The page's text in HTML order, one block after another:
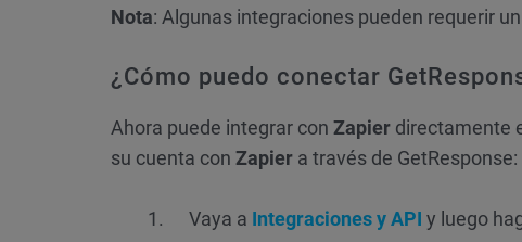
Nota: Algunas integraciones pueden requerir
¿Cómo puedo conectar
Ahora puede integrar con Zapier directamente
su cuenta con Zapier a través de GetResponse:
Vaya a Integraciones y API y luego